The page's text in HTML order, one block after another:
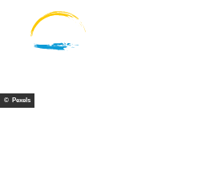
b
n
t
r
e
t
u
b
© Pexels